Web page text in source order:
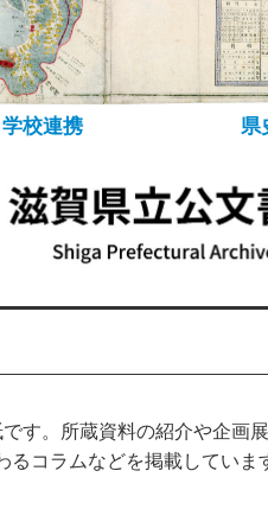
資料の探し方 デ
学校連携 県
す。所蔵資料の紹介や企画
るコラムなどを掲載していま